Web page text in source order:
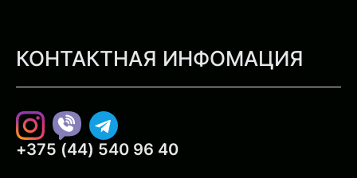
КОНТАКТНАЯ ИНФОМАЦИЯ
Instagram
Viber Telegram
+375 (44) 540 96 40